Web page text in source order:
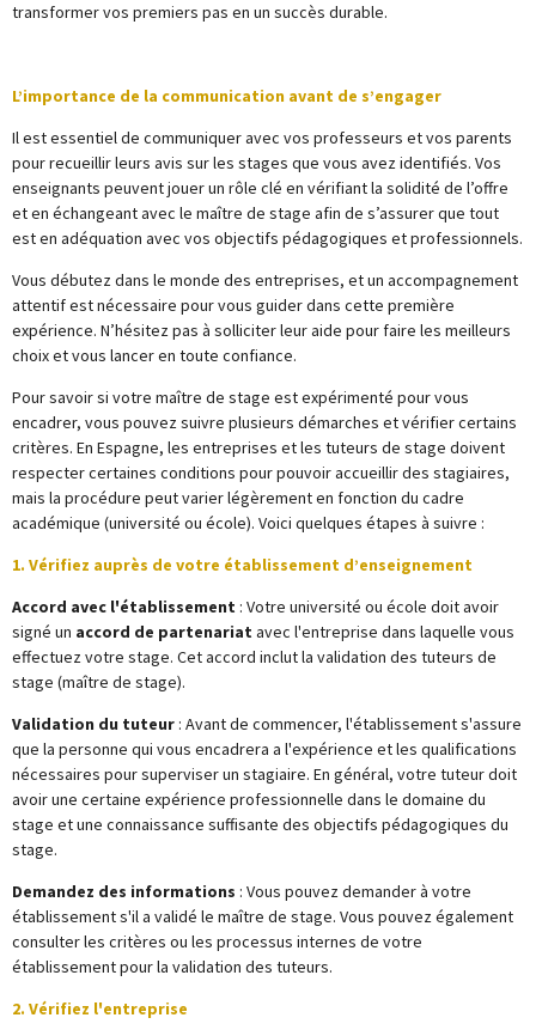
transformer vos premiers pas en un succès durable.
L’importance de la communication avant de s’engager
Il est essentiel de communiquer avec vos professeurs et vos parents
pour recueillir leurs avis sur les stages que vous avez identifiés. Vos
enseignants peuvent jouer un rôle clé en vérifiant la solidité de l’offre
et en échangeant avec le maître de stage afin de s’assurer que tout
est en adéquation avec vos objectifs pédagogiques et professionnels.
Vous débutez dans le monde des entreprises, et un accompagnement
attentif est nécessaire pour vous guider dans cette première
expérience. N’hésitez pas à solliciter leur aide pour faire les meilleurs
choix et vous lancer en toute confiance.
Pour savoir si votre maître de stage est expérimenté pour vous
encadrer, vous pouvez suivre plusieurs démarches et vérifier certains
critères. En Espagne, les entreprises et les tuteurs de stage doivent
respecter certaines conditions pour pouvoir accueillir des stagiaires,
mais la procédure peut varier légèrement en fonction du cadre
académique (université ou école). Voici quelques étapes à suivre :
1. Vérifiez auprès de votre établissement d’enseignement
Accord avec l'établissement : Votre université ou école doit avoir
signé un accord de partenariat avec l'entreprise dans laquelle vous
effectuez votre stage. Cet accord inclut la validation des tuteurs de
stage (maître de stage).
Validation du tuteur : Avant de commencer, l'établissement s'assure
que la personne qui vous encadrera a l'expérience et les qualifications
nécessaires pour superviser un stagiaire. En général, votre tuteur doit
avoir une certaine expérience professionnelle dans le domaine du
stage et une connaissance suffisante des objectifs pédagogiques du
stage.
Demandez des informations : Vous pouvez demander à votre
établissement s'il a validé le maître de stage. Vous pouvez également
consulter les critères ou les processus internes de votre
établissement pour la validation des tuteurs.
2. Vérifiez l'entreprise